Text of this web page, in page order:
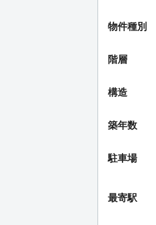
物件種別
階層
構造
築年数
駐車場
最寄駅